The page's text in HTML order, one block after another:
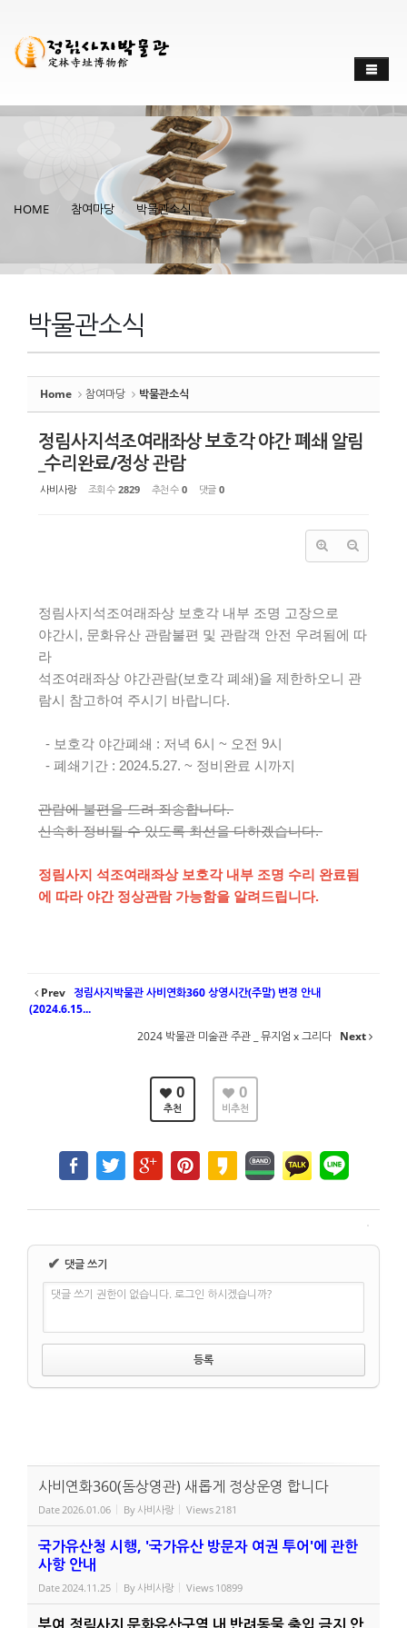
HOME 참여마당 박물관소식
박물관소식
Home 참여마당 박물관소식
정림사지석조여래좌상 보호각 야간 폐쇄 알림
_수리완료/정상 관람
사비사랑 조회 수 2829 추천 수 0 댓글 0
정림사지석조여래좌상 보호각 내부 조명 고장으로
야간시, 문화유산 관람불편 및 관람객 안전 우려됨에 따
라
석조여래좌상 야간관람(보호각 폐쇄)을 제한하오니 관
람시 참고하여 주시기 바랍니다.
- 보호각 야간폐쇄 : 저녁 6시 ~ 오전 9시
- 폐쇄기간 : 2024.5.27. ~ 정비완료 시까지
관람에 불편을 드려 죄송합니다.
신속히 정비될 수 있도록 최선을 다하겠습니다.
정림사지 석조여래좌상 보호각 내부 조명 수리 완료됨
에 따라 야간 정상관람 가능함을 알려드립니다.
Prev 정림사지박물관 사비연화360 상영시간(주말) 변경 안내
(2024.6.15...
2024 박물관 미술관 주관 _ 뮤지엄 x 그리다 Next
0
추천
0
비추천
✔ 댓글 쓰기
댓글 쓰기 권한이 없습니다. 로그인 하시겠습니까?
사비연화360(돔상영관) 새롭게 정상운영 합니다
Date2026.01.06 By사비사랑 Views2181
국가유산청 시행, '국가유산 방문자 여권 투어'에 관한
사항 안내
Date2024.11.25 By사비사랑 Views 10899
스케치북5
스케치북5